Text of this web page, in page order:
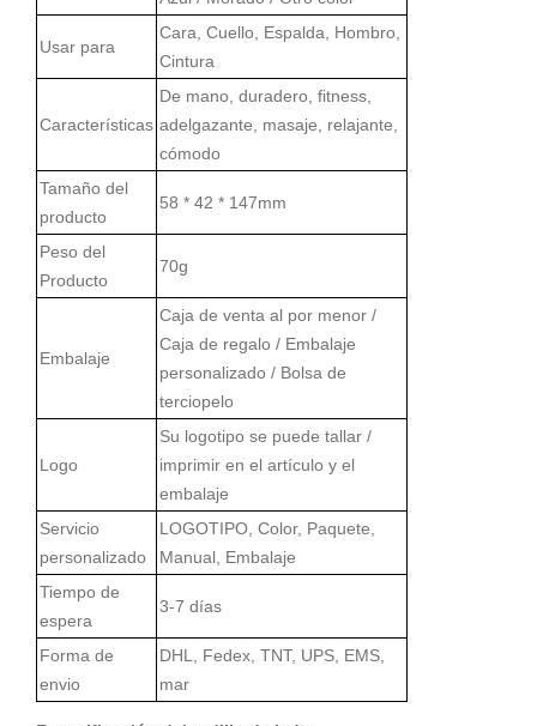
Usar para
Cara, Cuello, Espalda, Hombro,
Cintura
Características
De mano, duradero, fitness,
adelgazante, masaje, relajante,
cómodo
Tamaño del
producto
58 * 42 * 147mm
Peso del
Producto
70g
Embalaje
Caja de venta al por menor /
Caja de regalo / Embalaje
personalizado / Bolsa de
terciopelo
Logo
Su logotipo se puede tallar /
imprimir en el artículo y el
embalaje
Servicio
personalizado
LOGOTIPO, Color, Paquete,
Manual, Embalaje
Tiempo de
espera
3-7 días
Forma de
envio
DHL, Fedex, TNT, UPS, EMS,
mar